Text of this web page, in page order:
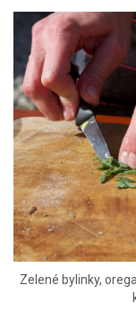
Zelené bylinky,